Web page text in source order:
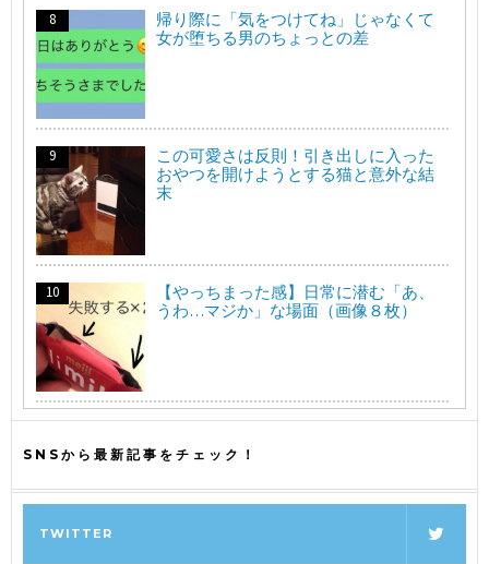
帰り際に「気をつけてね」じゃなくて
女が堕ちる男のちょっとの差
この可愛さは反則！引き出しに入った
おやつを開けようとする猫と意外な結
末
【やっちまった感】日常に潜む「あ、
うわ…マジか」な場面（画像８枚）
SNSから最新記事をチェック！
TWITTER